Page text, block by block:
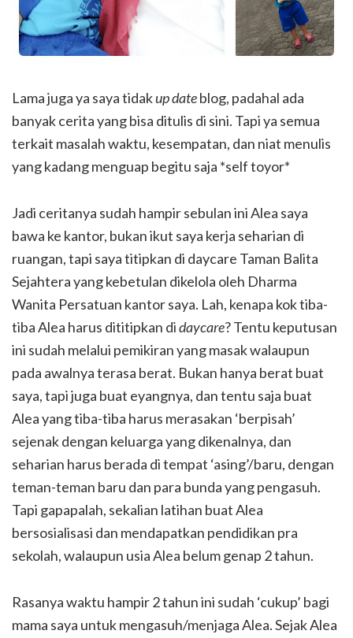
Lama juga ya saya tidakup dateblog, padahal ada
banyak cerita yang bisa ditulis di sini. Tapi ya semua
terkait masalah waktu, kesempatan, dan niat menulis
yang kadang menguap begitu saja *self toyor*
Jadi ceritanya sudah hampir sebulan ini Alea saya
bawa ke kantor, bukan ikut saya kerja seharian di
ruangan, tapi saya titipkan di daycare Taman Balita
Sejahtera yang kebetulan dikelola oleh Dharma
Wanita Persatuan kantor saya. Lah, kenapa kok tiba-
tiba Alea harus dititipkan didaycare? Tentu keputusan
ini sudah melalui pemikiran yang masak walaupun
pada awalnya terasa berat. Bukan hanya berat buat
saya, tapi juga buat eyangnya, dan tentu saja buat
Alea yang tiba-tiba harus merasakan ‘berpisah’
sejenak dengan keluarga yang dikenalnya, dan
seharian harus berada di tempat ‘asing’/baru, dengan
teman-teman baru dan para bunda yang pengasuh.
Tapi gapapalah, sekalian latihan buat Alea
bersosialisasi dan mendapatkan pendidikan pra
sekolah, walaupun usia Alea belum genap 2 tahun.
Rasanya waktu hampir 2 tahun ini sudah ‘cukup’ bagi
mama saya untuk mengasuh/menjaga Alea. Sejak Alea